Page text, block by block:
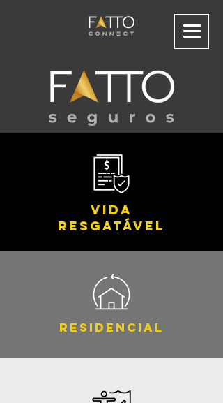
Vida
Resgatável
Residencial